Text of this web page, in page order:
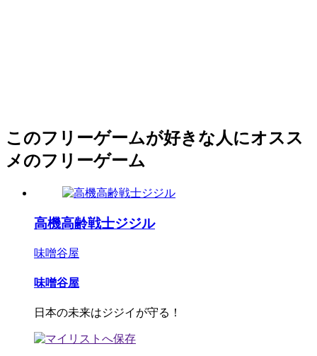
このフリーゲームが好きな人にオスス
メのフリーゲーム
高機高齢戦士ジジル
味噌谷屋
味噌谷屋
日本の未来はジジイが守る！